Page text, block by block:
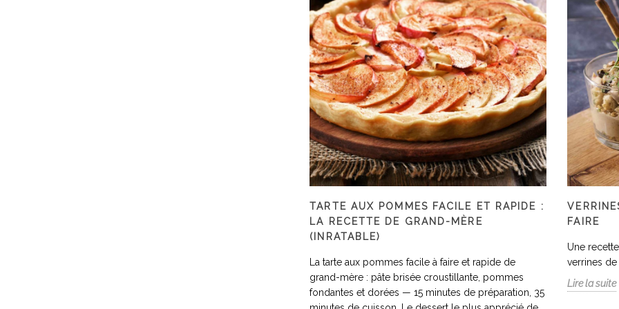
TARTE AUX POMMES FACILE ET RAPIDE :
LA RECETTE DE GRAND-MÈRE
(INRATABLE)
La tarte aux pommes facile à faire et rapide de
grand-mère : pâte brisée croustillante, pommes
fondantes et dorées — 15 minutes de préparation, 35
FAIRE
Une
verrines
Lire la suite